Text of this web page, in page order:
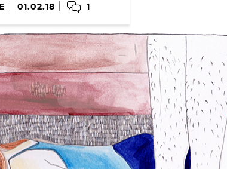
01.02.18 1